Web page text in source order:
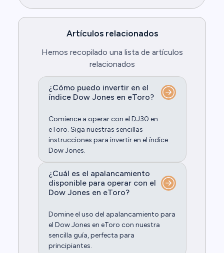
Artículos relacionados
Hemos recopilado una lista de artículos
relacionados
¿Cómo puedo invertir en el
índice Dow Jones en eToro?
Comience a operar con el DJ30 en
eToro. Siga nuestras sencillas
instrucciones para invertir en el índice
Dow Jones.
¿Cuál es el apalancamiento
disponible para operar con el
Dow Jones en eToro?
Domine el uso del apalancamiento para
el Dow Jones en eToro con nuestra
sencilla guía, perfecta para
principiantes.